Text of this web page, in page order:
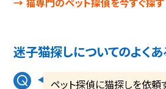
迷子猫探しについてのよく
ペット探偵に猫探しを依頼